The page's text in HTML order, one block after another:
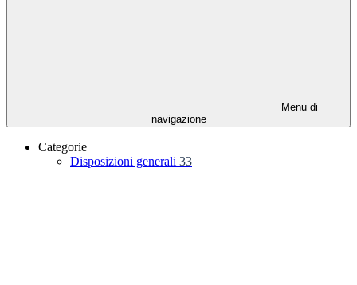
Menu di
navigazione
Categorie
Disposizioni generali 33